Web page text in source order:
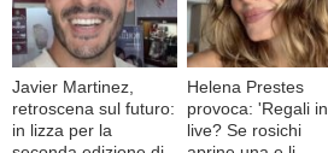
Javier Martinez,
retroscena sul futuro:
in lizza per la
Helena Prestes
provoca: 'Regali in
live? Se rosichi